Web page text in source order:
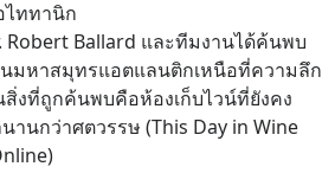
ไททานิก
Ballard และทีมงานได้ค้นพบ
มหาสมุทรแอตแลนติกเหนือที่ความลึก
งที่ถูกค้นพบคือห้องเก็บไวน์ที่ยังคง
านกว่าศตวรรษ (This Day in Wine